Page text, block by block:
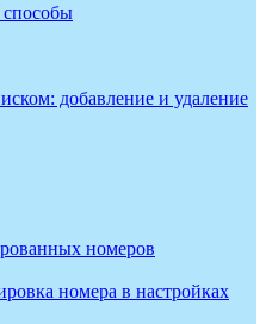
добавление и удаление
номеров
номера в настройках